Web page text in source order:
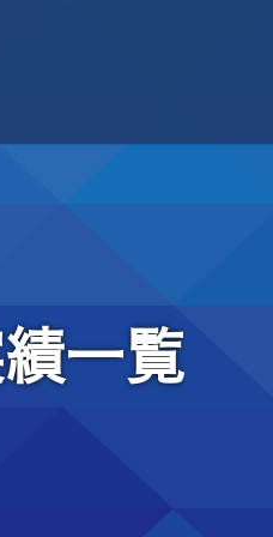
一覧